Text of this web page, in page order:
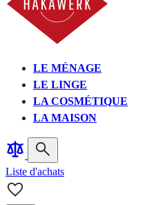
LE MÉNAGE
LE LINGE
LA COSMÉTIQUE
LA MAISON
Liste d'achats